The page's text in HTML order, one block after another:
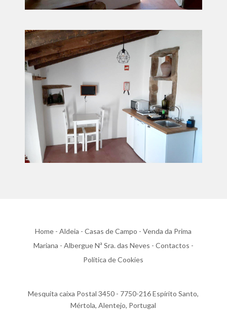
Home -Aldeia -Casas de Campo -Venda da Prima
Mariana - Albergue Nª Sra. das Neves - Contactos -
Política de Cookies
Mesquita caixa Postal 3450 - 7750-216 Espírito Santo,
Mértola, Alentejo, Portugal